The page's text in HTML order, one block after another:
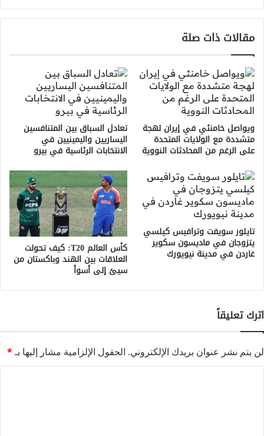
مقالات ذات صلة
ويواصل خامنئي في إيران لهجة
متشددة مع الولايات المتحدة
على الرغم من المحادثات النووية
تعادل السباق بين المتنافسين
اليساريين واليمينيين في
الانتخابات الرئاسية في بيرو
تايلور سويفت وترافيس كيلسي
يتزوجان في ماديسون سكوير
غاردن في مدينة نيويورك كأس العالم T20: كيف تحولت
العلاقات بين الهند وباكستان من
سيئ إلى أسوأ
اترك تعليقاً
لن يتم نشر عنوان بريدك الإلكتروني. الحقول الإلزامية مشار إليها بـ*